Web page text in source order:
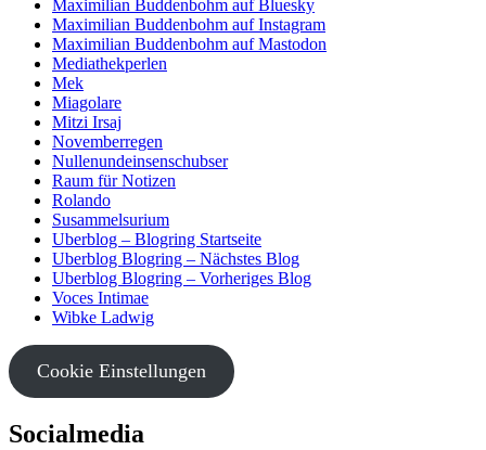
Maximilian Buddenbohm auf Bluesky
Maximilian Buddenbohm auf Instagram
Maximilian Buddenbohm auf Mastodon
Mediathekperlen
Mek
Miagolare
Mitzi Irsaj
Novemberregen
Nullenundeinsenschubser
Raum für Notizen
Rolando
Susammelsurium
Uberblog – Blogring Startseite
Uberblog Blogring – Nächstes Blog
Uberblog Blogring – Vorheriges Blog
Voces Intimae
Wibke Ladwig
Cookie Einstellungen
Socialmedia